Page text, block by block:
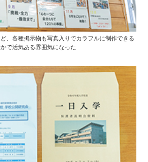
、各種掲示物も写真入りでカラフルに制作できる
で活気ある雰囲気になった